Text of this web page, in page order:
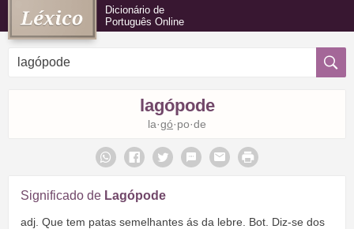
Dicionário de
Português Online
lagópode
la·gó·po·de
Significado de Lagópode
adj. Que tem patas semelhantes ás da lebre. Bot. Diz-se dos